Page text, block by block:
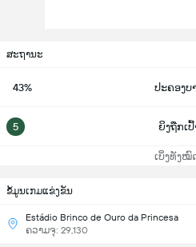
ສະຖານະ
43% ປະຄອງບ
5 ຍິງຖືກເປົ້
ເບິ່ງທັງໝົ
ຂ້ໍມູນເກມແຂ່ງຂັນ
Estádio Brinco de Ouro da Princesa
ຄວາມຈຸ: 29,130